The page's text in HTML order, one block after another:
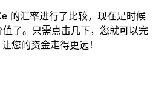
的汇率进行了比较，现在是时候
了。只需点击几下，您就可以完
您的资金走得更远！